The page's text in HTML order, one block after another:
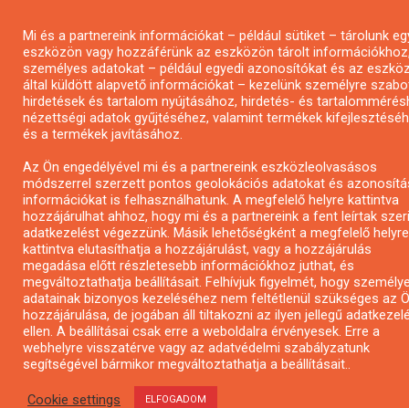
Mi és a partnereink információkat – például sütiket – tárolunk
eszközön vagy hozzáférünk az eszközön tárolt
személyes adatokat – például egyedi azonosítókat és az
által küldött alapvető információkat – kezelünk személyre
hirdetések és tartalom nyújtásához, hirdetés- és
nézettségi adatok gyűjtéséhez, valamint termékek
és a termékek javításához.
Az Ön engedélyével mi és a partnereink eszközleolvasásos
módszerrel szerzett pontos geolokációs adatokat és
információkat is felhasználhatunk. A megfelelő helyre kattintva
hozzájárulhat ahhoz, hogy mi és a partnereink a fent leírtak
adatkezelést végezzünk. Másik lehetőségként a megfelelő helyre
kattintva elutasíthatja a hozzájárulást, vagy a hozzájárulás
megadása előtt részletesebb információkhoz juthat, és
megváltoztathatja beállításait. Felhívjuk figyelmét, hogy
adatainak bizonyos kezeléséhez nem feltétlenül szükséges az
hozzájárulása, de jogában áll tiltakozni az ilyen jellegű
ellen. A beállításai csak erre a weboldalra érvényesek. Erre a
webhelyre visszatérve vagy az adatvédelmi szabályzatunk
segítségével bármikor megváltoztathatja a beállításait..
Cookie settings ELFOGADOM